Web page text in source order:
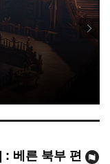
: 베른 북부 편